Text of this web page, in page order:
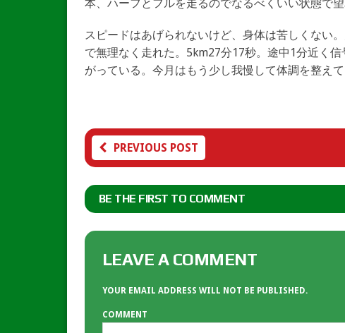
本、ハーフとフルを走るのでなるべくいい状態で望
スピードはあげられないけど、身体は苦しくない
で無理なく走れた。5km27分17秒。途中1分近く
がっている。今月はもう少し我慢して体調を整えて
PREVIOUS POST
BE THE FIRST TO COMMENT
LEAVE A COMMENT
YOUR EMAIL ADDRESS WILL NOT BE PUBLISHED.
COMMENT